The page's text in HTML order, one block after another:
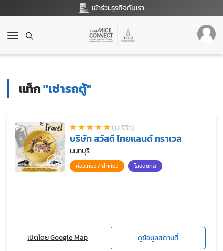
เข้าร่วมธุรกิจกับเรา
T
g
g
a
แท็ก"เช่ารถตู้"
(13 รีวิว)
บริษัท สวัสดี ไทยแลนด์ ทราเวล
นนทบุรี
ท่องเที่ยว / นำเที่ยว โลจิสติกส์
เปิดโดย Google Map ดูข้อมูลสถานที่